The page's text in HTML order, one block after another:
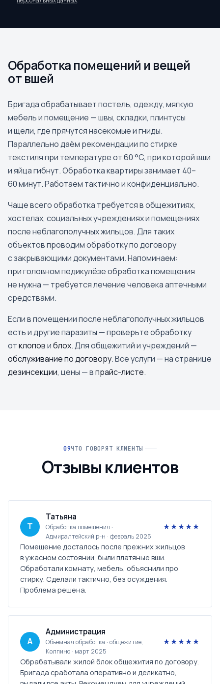
Обработка помещений и вещей
от вшей
Бригада обрабатывает постель, одежду, мягкую
мебель и помещение — швы, складки, плинтусы
и щели, где прячутся насекомые и гниды.
Параллельно даём рекомендации по стирке
текстиля при температуре от 60 °C, при которой вши
и яйца гибнут. Обработка квартиры занимает 40–
60 минут. Работаем тактично и конфиденциально.
Чаще всего обработка требуется в общежитиях,
хостелах, социальных учреждениях и помещениях
после неблагополучных жильцов. Для таких
объектов проводим обработку по договору
с закрывающими документами. Напоминаем:
при головном педикулёзе обработка помещения
не нужна — требуется лечение человека аптечными
средствами.
Если в помещении после неблагополучных жильцов
есть и другие паразиты — проверьте обработку
отклоповиблох. Для общежитий и учреждений —
обслуживание по договору. Все услуги — на странице
дезинсекции, цены — впрайс-листе.
ЧТО ГОВОРЯТ КЛИЕНТЫ
Отзывы клиентов
Т
Татьяна
Обработка помещения ·
Адмиралтейский р-н · февраль 2025
★★★★★
Помещение досталось после прежних жильцов
в ужасном состоянии, были платяные вши.
Обработали комнату, мебель, объяснили про
стирку. Сделали тактично, без осуждения.
Проблема решена.
А
Администрация
Объёмная обработка · общежитие,
Колпино · март 2025
★★★★★
Обрабатывали жилой блок общежития по договору.
Бригада сработала оперативно и деликатно,